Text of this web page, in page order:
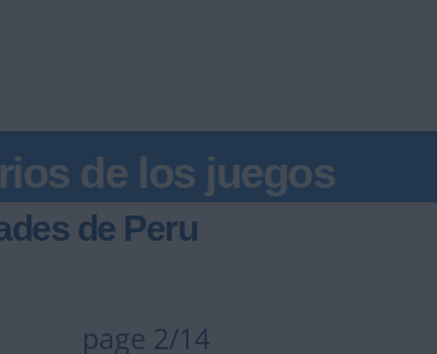
de los juegos
de Peru
page 2/14